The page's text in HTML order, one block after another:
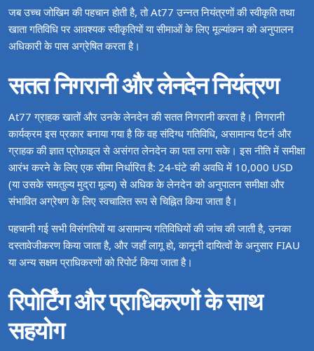
जब उच्च जोखिम की पहचान होती है, तो At77 उन्नत नियंत्रणों की स्वीकृति तथा
खाता गतिविधि पर आवश्यक स्वीकृतियों या सीमाओं के लिए मूल्यांकन को अनुपालन
अधिकारी के पास अग्रेषित करता है।
सतत निगरानी और लेनदेन नियंत्रण
At77 ग्राहक खातों और उनके लेनदेन की सतत निगरानी करता है। निगरानी
कार्यक्रम इस प्रकार बनाया गया है कि वह संदिग्ध गतिविधि, असामान्य पैटर्न और
ग्राहक की ज्ञात प्रोफ़ाइल से असंगत लेनदेन का पता लगा सके। इस नीति में समीक्षा
आरंभ करने के लिए एक सीमा निर्धारित है: 24‑घंटे की अवधि में 10,000 USD
(या उसके समतुल्य मुद्रा मूल्य) से अधिक के लेनदेन को अनुपालन समीक्षा और
संभावित अग्रेषण के लिए स्वचालित रूप से चिह्नित किया जाता है।
पहचानी गई सभी विसंगतियों या असामान्य गतिविधियों की जांच की जाती है, उनका
दस्तावेजीकरण किया जाता है, और जहाँ लागू हो, कानूनी दायित्वों के अनुसार FIAU
या अन्य सक्षम प्राधिकरणों को रिपोर्ट किया जाता है।
रिपोर्टिंग और प्राधिकरणों के साथ
सहयोग